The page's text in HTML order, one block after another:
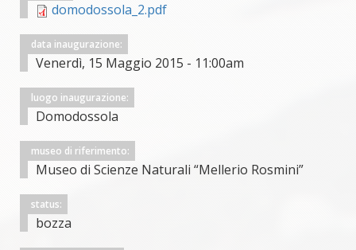
domodossola_2.pdf
data inaugurazione:
Venerdì, 15 Maggio 2015 - 11:00am
luogo inaugurazione:
Domodossola
museo di riferimento:
Museo di Scienze Naturali “Mellerio Rosmini”
status:
bozza